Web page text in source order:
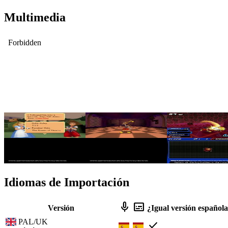
Multimedia
Idiomas de Importación
Versión mic subtitles ¿Igual versión
PAL/UK